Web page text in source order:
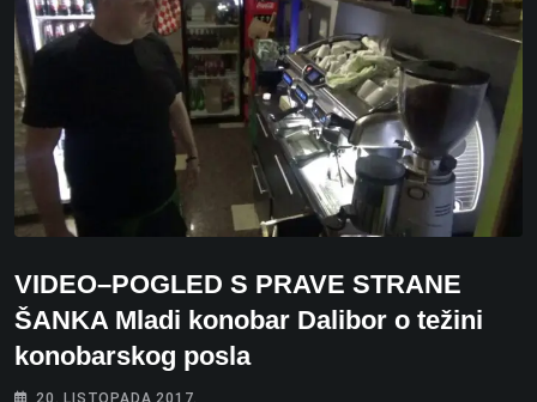
VIDEO–POGLED S PRAVE STRANE
ŠANKA Mladi konobar Dalibor o težini
konobarskog posla